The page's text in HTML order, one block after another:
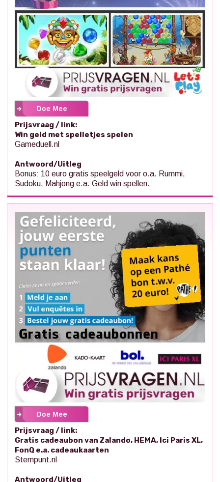
Doe Mee
Prijsvraag / link:
Win geld met spelletjes spelen
Gameduell.nl
Antwoord/Uitleg
Bonus: 10 euro gratis speelgeld voor o.a. Rummi,
Sudoku, Mahjong e.a. Geld win spellen.
Doe Mee
Prijsvraag / link:
Gratis cadeaubon van Zalando, HEMA, Ici Paris XL,
FonQ e.a. cadeaukaarten
Stempunt.nl
Antwoord/Uitleg